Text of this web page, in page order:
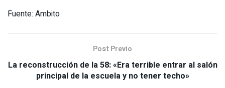
Fuente: Ambito
Post Previo
La reconstrucción de la 58: «Era terrible entrar al salón
principal de la escuela y no tener techo»